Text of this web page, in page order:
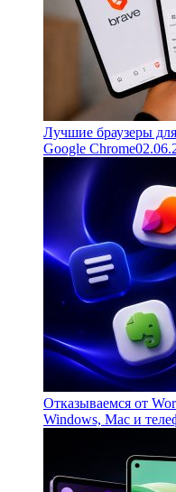
Лучшие браузеры
Google Chrome
Отказываемся от
Windows, Mac и